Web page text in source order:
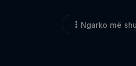
Ngarko më